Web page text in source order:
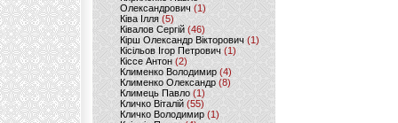
Олександрович (1)
Ківа Ілля (5)
Ківалов Сергій(46)
Кірш Олександр Вікторович (1)
Кісільов Ігор Петрович (1)
Кіссе Антон (2)
Клименко Володимир(4)
Клименко Олександр (8)
Климець Павло (1)
Кличко Віталій(55)
Кличко Володимир (1)